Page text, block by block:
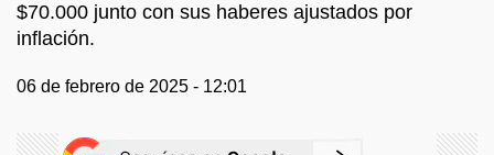
$70.000 junto con sus haberes ajustados por
inflación.
06 de febrero de 2025 - 12:01